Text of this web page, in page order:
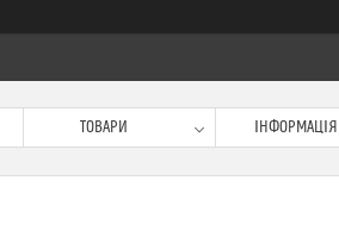
ТОВАРИ ІНФОРМАЦІЯ